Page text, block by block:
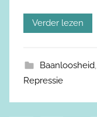
Verder lezen
Baanloosheid,
Repressie